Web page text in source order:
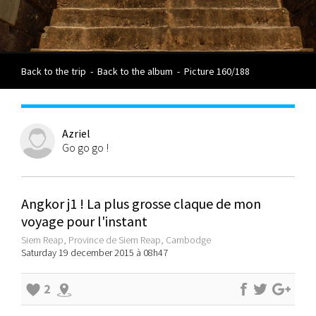
Back to the trip - Back to the album - Picture 160/188
Azriel
Go go go !
Angkor j1 ! La plus grosse claque de mon
voyage pour l'instant
Siem Reap, Province de Siem Reap, Cambodge
Saturday 19 december 2015 à 08h47
2